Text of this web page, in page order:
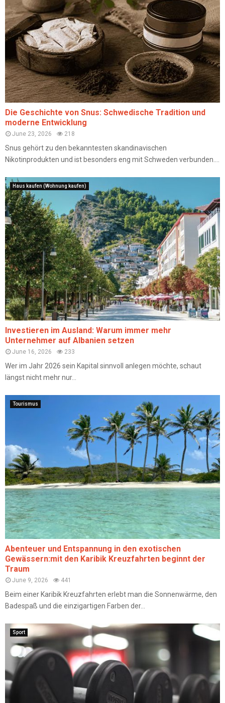
Die Geschichte von Snus: Schwedische Tradition und
moderne Entwicklung
June 23, 2026 218
Snus gehört zu den bekanntesten skandinavischen
Nikotinprodukten und ist besonders eng mit Schweden verbunden....
Haus kaufen (Wohnung kaufen)
Investieren im Ausland: Warum immer mehr
Unternehmer auf Albanien setzen
June 16, 2026 233
Wer im Jahr 2026 sein Kapital sinnvoll anlegen möchte, schaut
längst nicht mehr nur...
Tourismus
Abenteuer und Entspannung in den exotischen
Gewässern:mit den Karibik Kreuzfahrten beginnt der
Traum
June 9, 2026 441
Beim einer Karibik Kreuzfahrten erlebt man die Sonnenwärme, den
Badespaß und die einzigartigen Farben der...
Sport